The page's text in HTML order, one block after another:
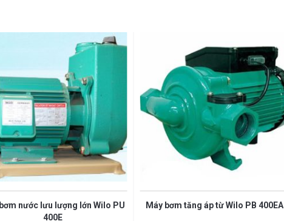
nước lưu lượng lớn Wilo PU
400E
Máy bơm tăng áp từ Wilo PB 400EA